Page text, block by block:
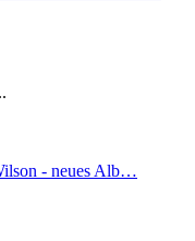
- neues Alb…